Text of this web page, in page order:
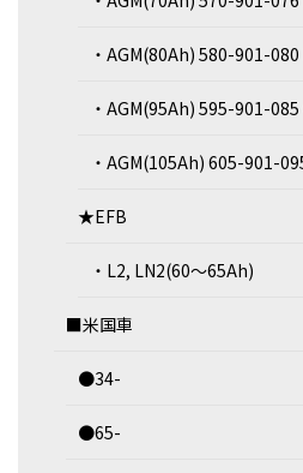
・AGM(80Ah) 580-901-
・AGM(95Ah) 595-901-
・AGM(105Ah) 605-901-
★EFB
・L2, LN2(60～65Ah)
■米国車
●34-
●65-